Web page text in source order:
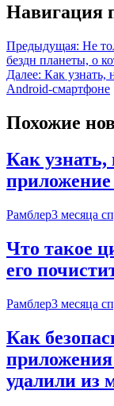
Навигация
Предыдущая: Не
бездн планеты, о
Далее: Как узнать,
Android-смартфоне
Похожие
Как узнать,
Рамблер3 месяца
Что такое
его
Рамблер3 месяца
Как
удалили из